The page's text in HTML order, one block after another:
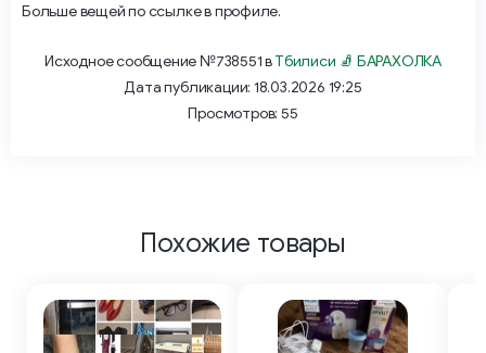
Больше вещей по ссылке в профиле.
Исходное сообщение №738551 вТбилиси 🧦 БАРАХОЛКА
Дата публикации: 18.03.2026 19:25
Просмотров: 55
Похожие товары